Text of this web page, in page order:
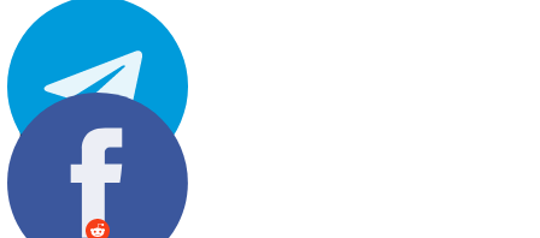
Paylaş: